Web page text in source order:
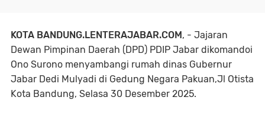
KOTA BANDUNG.LENTERAJABAR.COM, - Jajaran
Dewan Pimpinan Daerah (DPD) PDIP Jabar dikomandoi
Ono Surono menyambangi rumah dinas Gubernur
Jabar Dedi Mulyadi di Gedung Negara Pakuan,Jl Otista
Kota Bandung, Selasa 30 Desember 2025.